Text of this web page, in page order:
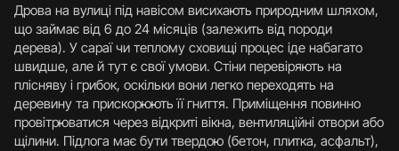
Дрова на вулиці під навісом висихають природним шляхом,
що займає від 6 до 24 місяців (залежить від породи
дерева). У сараї чи теплому сховищі процес іде набагато
швидше, але й тут є свої умови. Стіни перевіряють на
плісняву і грибок, оскільки вони легко переходять на
деревину та прискорюють її гниття. Приміщення повинно
провітрюватися через відкриті вікна, вентиляційні отвори або
щілини. Підлога має бути твердою (бетон, плитка, асфальт),